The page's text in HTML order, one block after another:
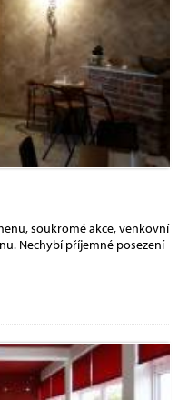
soukromé akce, venkovní
Nechybí příjemné posezení